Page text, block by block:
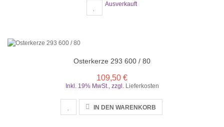
Ausverkauft
Osterkerze 293 600 / 80
109,50 €
Inkl. 19% MwSt., zzgl. Lieferkosten
IN DEN WARENKORB